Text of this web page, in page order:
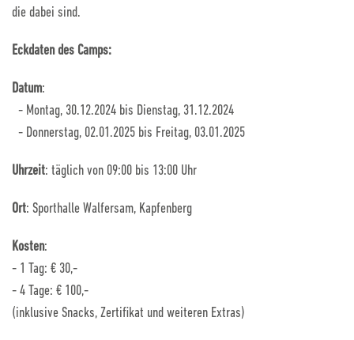
die dabei sind.
Eckdaten des Camps:
Datum:
- Montag, 30.12.2024 bis Dienstag, 31.12.2024
- Donnerstag, 02.01.2025 bis Freitag, 03.01.2025
Uhrzeit: täglich von 09:00 bis 13:00 Uhr
Ort: Sporthalle Walfersam, Kapfenberg
Kosten:
- 1 Tag: € 30,-
- 4 Tage: € 100,-
(inklusive Snacks, Zertifikat und weiteren Extras)